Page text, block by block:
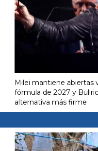
Milei mantiene abiertas
fórmula de 2027 y
alternativa más firme